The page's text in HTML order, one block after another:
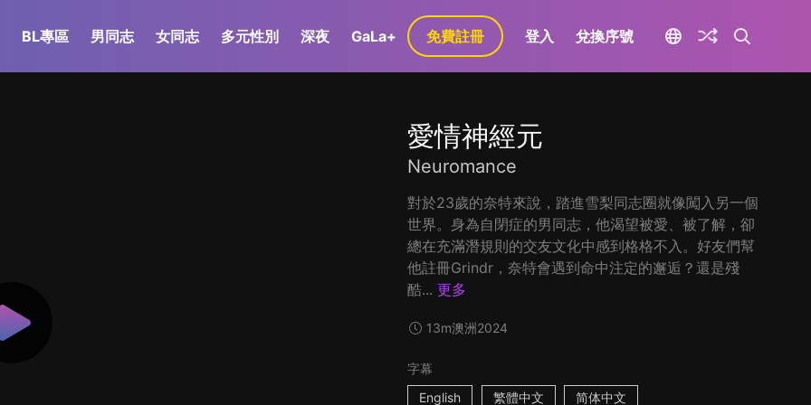
BL專區 男同志 女同志 多元性別 深夜 GaLa+ 免費註冊 登入 兌換序號
愛情神經元
Neuromance
對於23歲的奈特來說，踏進雪梨同志圈就像闖入另一個
世界。身為自閉症的男同志，他渴望被愛、被了解，卻
總在充滿潛規則的交友文化中感到格格不入。好友們幫
他註冊Grindr，奈特會遇到命中注定的邂逅？還是殘
酷... 更多
13m澳洲2024
字幕
English
繁體中文 简体中文